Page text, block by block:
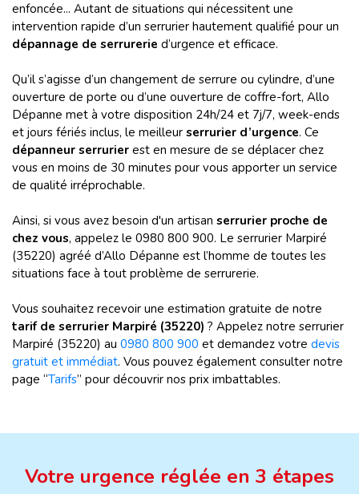
enfoncée... Autant de situations qui nécessitent une
intervention rapide d’un serrurier hautement qualifié pour un
dépannage de serrurerie d’urgence et efficace.
Qu’il s’agisse d’un changement de serrure ou cylindre, d’une
ouverture de porte ou d’une ouverture de coffre-fort, Allo
Dépanne met à votre disposition 24h/24 et 7j/7, week-ends
et jours fériés inclus, le meilleur serrurier d’urgence. Ce
dépanneur serrurier est en mesure de se déplacer chez
vous en moins de 30 minutes pour vous apporter un service
de qualité irréprochable.
Ainsi, si vous avez besoin d'un artisan serrurier proche de
chez vous, appelez le 0980 800 900. Le serrurier Marpiré
(35220) agréé d’Allo Dépanne est l’homme de toutes les
situations face à tout problème de serrurerie.
Vous souhaitez recevoir une estimation gratuite de notre
tarif de serrurier Marpiré (35220) ? Appelez notre serrurier
Marpiré (35220) au 0980 800 900 et demandez votre devis
gratuit et immédiat. Vous pouvez également consulter notre
page “Tarifs” pour découvrir nos prix imbattables.
Votre urgence réglée en 3 étapes